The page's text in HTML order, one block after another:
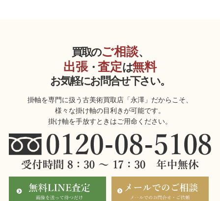
買取のご相談、
出張・ 査定は無料
お気軽にお問合せ下さい。
掛軸を専門に扱う古美術買取店「永澤」だからこそ、
様々な掛け軸の目利きが可能です。
掛け軸を手放すときはご用命ください。